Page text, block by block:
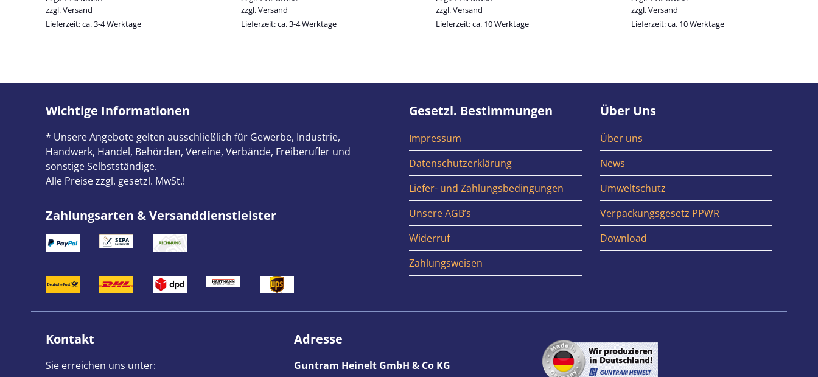
zzgl.Versand
Lieferzeit: ca. 3-4 Werktage
zzgl.Versand
Lieferzeit: ca. 3-4 Werktage
zzgl.Versand
Lieferzeit: ca. 10 Werktage
zzgl.Versand
Lieferzeit: ca. 10 Werktage
Wichtige Informationen
* Unsere Angebote gelten ausschließlich für Gewerbe, Industrie,
Handwerk, Handel, Behörden, Vereine, Verbände, Freiberufler und
sonstige Selbstständige.
Alle Preise zzgl. gesetzl. MwSt.!
Zahlungsarten & Versanddienstleister
Gesetzl. Bestimmungen
Impressum
Datenschutzerklärung
Liefer- und Zahlungsbedingungen
Unsere AGB’s
Widerruf
Zahlungsweisen
Über Uns
Über uns
News
Umweltschutz
Verpackungsgesetz PPWR
Download
Kontakt
Sie erreichen uns unter:
Adresse
Guntram Heinelt GmbH & Co KG